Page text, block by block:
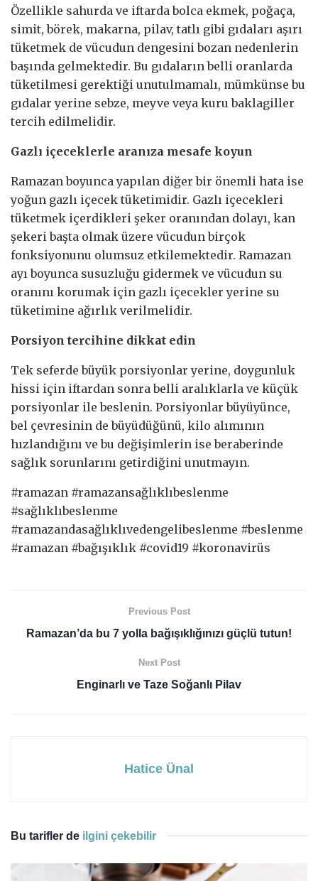
Özellikle sahurda ve iftarda bolca ekmek, poğaça,
simit, börek, makarna, pilav, tatlı gibi gıdaları aşırı
tüketmek de vücudun dengesini bozan nedenlerin
başında gelmektedir. Bu gıdaların belli oranlarda
tüketilmesi gerektiği unutulmamalı, mümkünse bu
gıdalar yerine sebze, meyve veya kuru baklagiller
tercih edilmelidir.
Gazlı içeceklerle aranıza mesafe koyun
Ramazan boyunca yapılan diğer bir önemli hata ise
yoğun gazlı içecek tüketimidir. Gazlı içecekleri
tüketmek içerdikleri şeker oranından dolayı, kan
şekeri başta olmak üzere vücudun birçok
fonksiyonunu olumsuz etkilemektedir. Ramazan
ayı boyunca susuzluğu gidermek ve vücudun su
oranını korumak için gazlı içecekler yerine su
tüketimine ağırlık verilmelidir.
Porsiyon tercihine dikkat edin
Tek seferde büyük porsiyonlar yerine, doygunluk
hissi için iftardan sonra belli aralıklarla ve küçük
porsiyonlar ile beslenin. Porsiyonlar büyüyünce,
bel çevresinin de büyüdüğünü, kilo alımının
hızlandığını ve bu değişimlerin ise beraberinde
sağlık sorunlarını getirdiğini unutmayın.
#ramazan #ramazansağlıklıbeslenme
#sağlıklıbeslenme
#ramazandasağlıklıvedengelibeslenme #beslenme
#ramazan #bağışıklık #covid19 #koronavirüs
Previous Post
Ramazan’da bu 7 yolla bağışıklığınızı güçlü tutun!
Next Post
Enginarlı ve Taze Soğanlı Pilav
Hatice Ünal
Bu tarifler de ilgini çekebilir